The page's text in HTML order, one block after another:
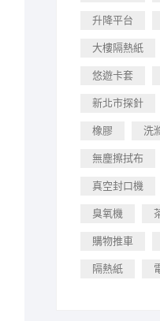
升降平台
大樓隔熱紙
悠遊卡套
新北市探針
橡膠 洗
無塵擦拭布
真空封口機
臭氧機
購物推車
隔熱紙